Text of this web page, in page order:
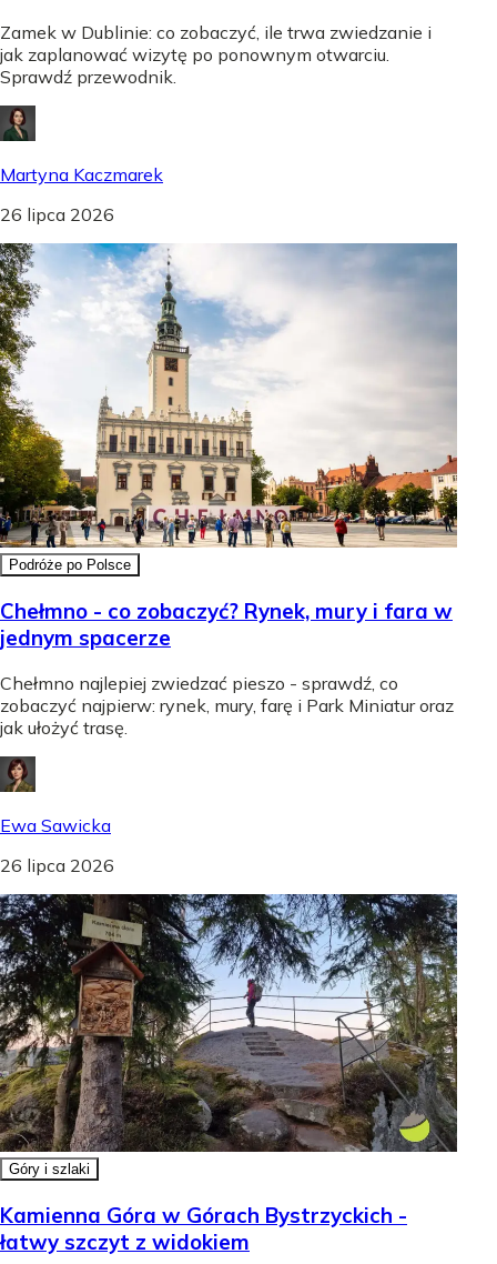
Zamek w Dublinie: co zobaczyć, ile trwa zwiedzanie i
jak zaplanować wizytę po ponownym otwarciu.
Sprawdź przewodnik.
Martyna Kaczmarek
26 lipca 2026
Podróże po Polsce
Chełmno - co zobaczyć? Rynek, mury i fara w
jednym spacerze
Chełmno najlepiej zwiedzać pieszo - sprawdź, co
zobaczyć najpierw: rynek, mury, farę i Park Miniatur oraz
jak ułożyć trasę.
Ewa Sawicka
26 lipca 2026
Góry i szlaki
Kamienna Góra w Górach Bystrzyckich -
łatwy szczyt z widokiem